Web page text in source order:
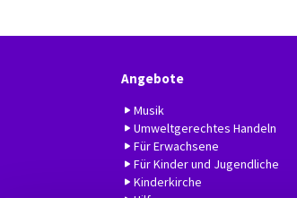
Angebote
Musik
Umweltgerechtes Handeln
Für Erwachsene
Für Kinder und Jugendliche
Kinderkirche